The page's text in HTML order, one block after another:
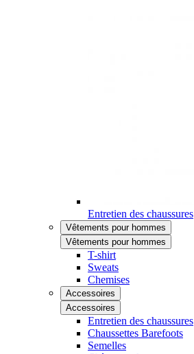
Entretien des chaussures
Vêtements pour hommes
Vêtements pour hommes
T-shirt
Sweats
Chemises
Accessoires
Accessoires
Entretien des chaussures
Chaussettes Barefoots
Semelles